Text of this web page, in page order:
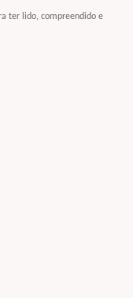
ter lido, compreendido e